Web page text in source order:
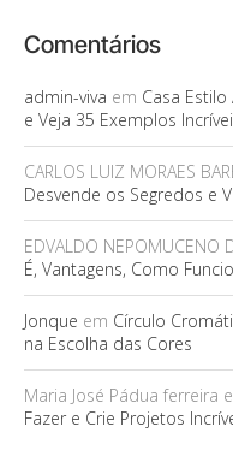
Comentários
admin-viva em Casa
e Veja 35 Exemplos
CARLOS LUIZ MORAES
Desvende os Segredos e
EDVALDO NEPOMUCENO
É, Vantagens, Como
Jonque em Círculo
na Escolha das Cores
Maria José Pádua ferreira
Fazer e Crie Projetos